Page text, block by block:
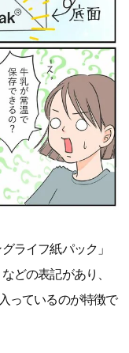
ライフ紙パック」
どの表記があり、
っているのが特徴で